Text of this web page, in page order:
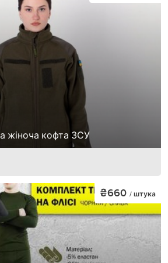
жіноча кофта ЗСУ
₴660 / штука